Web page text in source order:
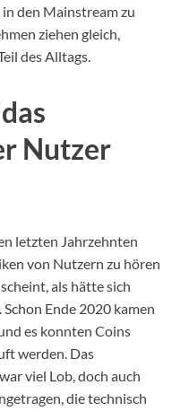
den Mainstream zu
ziehen gleich,
des Alltags.
Nutzer
letzten Jahrzehnten
von Nutzern zu hören
als hätte sich
Ende 2020 kamen
es konnten Coins
werden. Das
viel Lob, doch auch
die technisch